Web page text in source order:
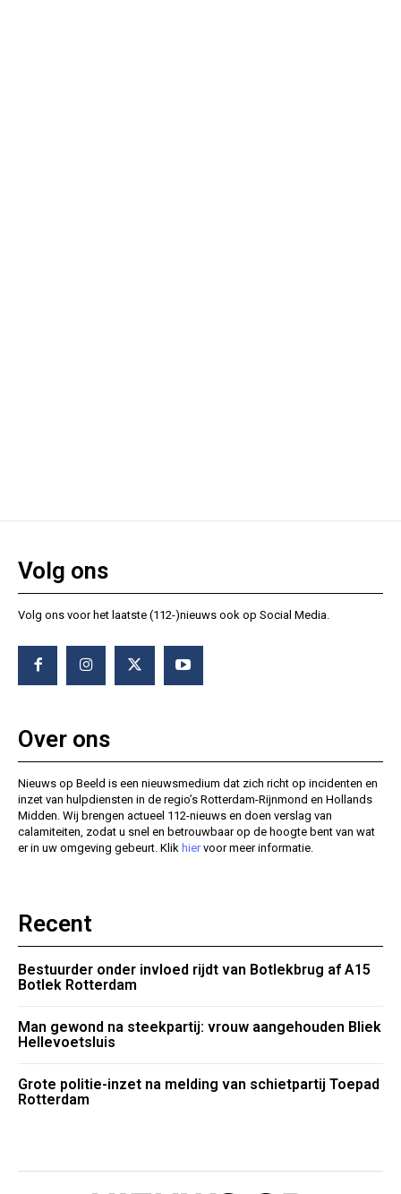
Volg ons
Volg ons voor het laatste (112-)nieuws ook op Social Media.
Over ons
Nieuws op Beeld is een nieuwsmedium dat zich richt op incidenten en
inzet van hulpdiensten in de regio’s Rotterdam-Rijnmond en Hollands
Midden. Wij brengen actueel 112-nieuws en doen verslag van
calamiteiten, zodat u snel en betrouwbaar op de hoogte bent van wat
er in uw omgeving gebeurt. Klik hiervoor meer informatie.
Recent
Bestuurder onder invloed rijdt van Botlekbrug af A15
Botlek Rotterdam
Man gewond na steekpartij: vrouw aangehouden Bliek
Hellevoetsluis
Grote politie-inzet na melding van schietpartij Toepad
Rotterdam